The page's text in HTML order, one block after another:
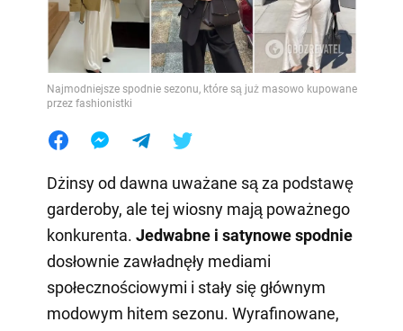
Najmodniejsze spodnie sezonu, które są już masowo kupowane
przez fashionistki
Dżinsy od dawna uważane są za podstawę
garderoby, ale tej wiosny mają poważnego
konkurenta. Jedwabne i satynowe spodnie
dosłownie zawładnęły mediami
społecznościowymi i stały się głównym
modowym hitem sezonu. Wyrafinowane,